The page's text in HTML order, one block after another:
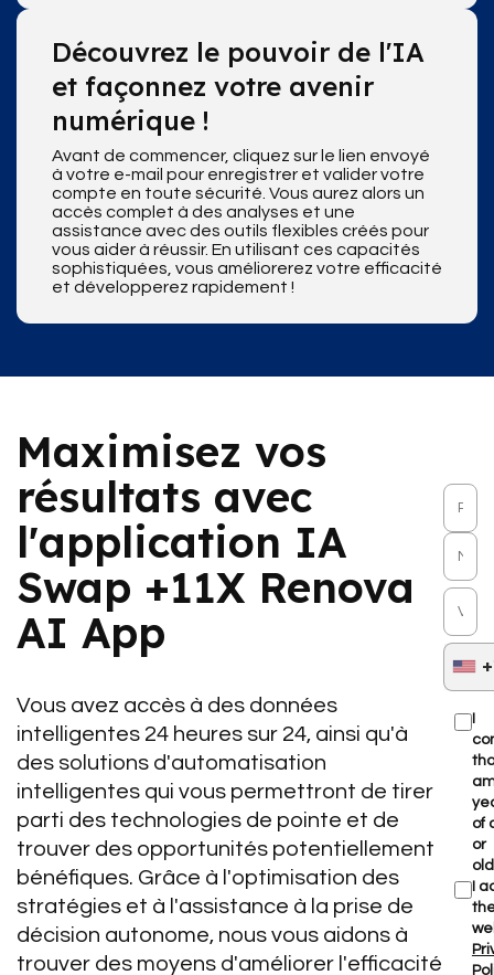
Découvrez le pouvoir de l'IA
et façonnez votre avenir
numérique !
Avant de commencer, cliquez sur le lien envoyé
à votre e-mail pour enregistrer et valider votre
compte en toute sécurité. Vous aurez alors un
accès complet à des analyses et une
assistance avec des outils flexibles créés pour
vous aider à réussir. En utilisant ces capacités
sophistiquées, vous améliorerez votre efficacité
et développerez rapidement !
Maximisez vos
résultats avec
l'application IA
Swap +11X Renova
AI App
Vous avez accès à des données
intelligentes 24 heures sur 24, ainsi qu'à
des solutions d'automatisation
intelligentes qui vous permettront de tirer
parti des technologies de pointe et de
trouver des opportunités potentiellement
bénéfiques. Grâce à l'optimisation des
stratégies et à l'assistance à la prise de
décision autonome, nous vous aidons à
trouver des moyens d'améliorer l'efficacité
I
of
or
I